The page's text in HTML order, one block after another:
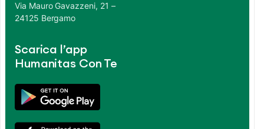
Via Mauro Gavazzeni, 21 –
24125 Bergamo
Scarica l’app
Humanitas Con Te